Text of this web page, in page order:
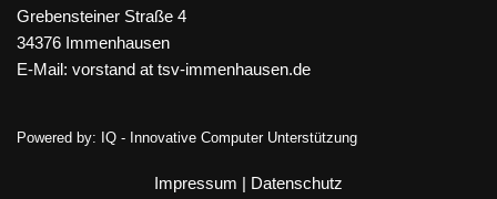
Grebensteiner Straße 4
34376 Immenhausen
E-Mail: vorstand at tsv-immenhausen.de
Powered by: IQ - Innovative Computer Unterstützung
Impressum | Datenschutz